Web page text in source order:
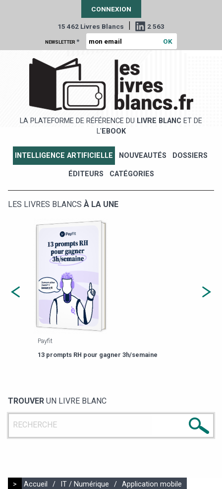
CONNEXION
15 462 Livres Blancs | 2 563
NEWSLETTER *
LA PLATEFORME DE RÉFÉRENCE DU LIVRE BLANC ET DE
L' EBOOK
INTELLIGENCE ARTIFICIELLE NOUVEAUTÉS DOSSIERS
ÉDITEURS CATÉGORIES
LES LIVRES BLANCS À LA UNE
Payfit
13 prompts RH pour gagner 3h/semaine
TROUVER UN LIVRE BLANC
> Accueil / IT / Numérique / Application mobile